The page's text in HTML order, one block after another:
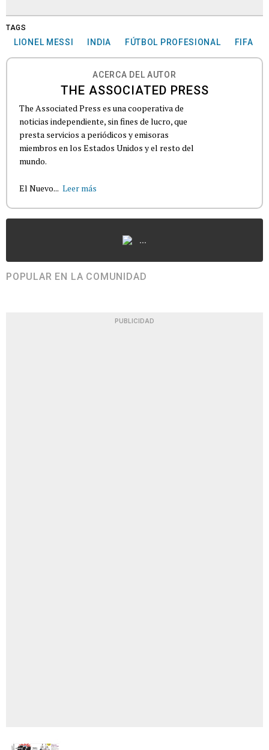
TAGS
LIONEL MESSI INDIA FÚTBOL PROFESIONAL FIFA
ACERCA DEL AUTOR
THE ASSOCIATED PRESS
The Associated Press es una cooperativa de
noticias independiente, sin fines de lucro, que
presta servicios a periódicos y emisoras
miembros en los Estados Unidos y el resto del
mundo.
El Nuevo... Leer más
...
POPULAR EN LA COMUNIDAD
PUBLICIDAD